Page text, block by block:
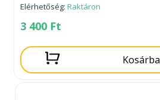
Elérhetőség: Raktáron
3 400 Ft
Kosárba